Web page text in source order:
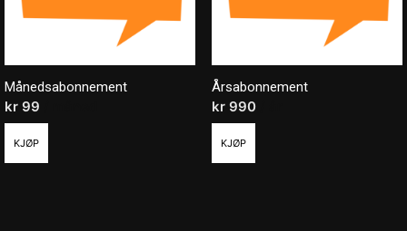
Månedsabonnement
kr 99
KJØP
Årsabonnement
kr990
KJØP